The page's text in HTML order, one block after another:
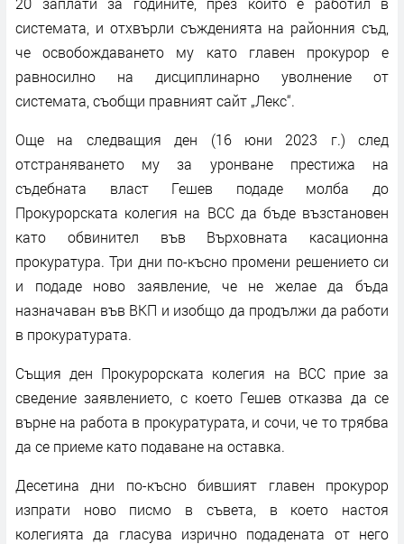
системата, и отхвърли съжденията на районния съд,
че освобождаването му като главен прокурор е
равносилно на дисциплинарно уволнение от
системата, съобщи правният сайт „Лекс“.
Още на следващия ден (16 юни 2023 г.) след
отстраняването му за уронване престижа на
съдебната власт Гешев подаде молба до
Прокурорската колегия на ВСС да бъде възстановен
като обвинител във Върховната касационна
прокуратура. Три дни по-късно промени решението си
и подаде ново заявление, че не желае да бъда
назначаван във ВКП и изобщо да продължи да работи
в прокуратурата.
Същия ден Прокурорската колегия на ВСС прие за
сведение заявлението, с което Гешев отказва да се
върне на работа в прокуратурата, и сочи, че то трябва
да се приеме като подаване на оставка.
Десетина дни по-късно бившият главен прокурор
изпрати ново писмо в съвета, в което настоя
колегията да гласува изрично подадената от него